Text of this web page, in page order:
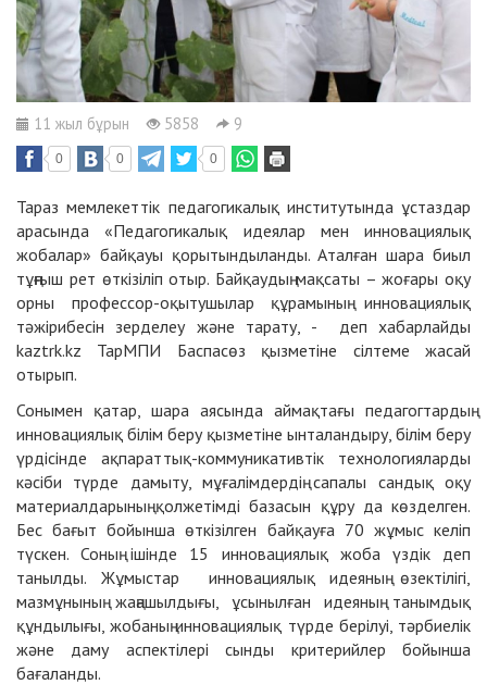
11 жыл бұрын 5858 9
0 0 0
Тараз мемлекеттік педагогикалық институтында ұстаздар
арасында «Педагогикалық идеялар мен инновациялық
жобалар» байқауы қорытындыланды. Аталған шара биыл
тұңғыш рет өткізіліп отыр. Байқаудың мақсаты – жоғары оқу
орны профессор-оқытушылар құрамының инновациялық
тәжірибесін зерделеу және тарату, - деп хабарлайды
kaztrk.kz ТарМПИ Баспасөз қызметіне сілтеме жасай
отырып.
Сонымен қатар, шара аясында аймақтағы педагогтардың
инновациялық білім беру қызметіне ынталандыру, білім беру
үрдісінде ақпараттық-коммуникативтік технологияларды
кәсіби түрде дамыту, мұғалімдердің сапалы сандық оқу
материалдарының қолжетімді базасын құру да көзделген.
Бес бағыт бойынша өткізілген байқауға 70 жұмыс келіп
түскен. Соның ішінде 15 инновациялық жоба үздік деп
танылды. Жұмыстар инновациялық идеяның өзектілігі,
мазмұнының жаңашылдығы, ұсынылған идеяның танымдық
құндылығы, жобаның инновациялық түрде берілуі, тәрбиелік
және даму аспектілері сынды критерийлер бойынша
бағаланды.